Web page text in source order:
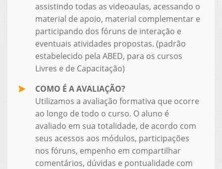
assistindo todas as videoaulas, acessando o
material de apoio, material complementar e
participando dos fóruns de interação e
eventuais atividades propostas. (padrão
estabelecido pela ABED, para os cursos
Livres e de Capacitação)
COMO É A AVALIAÇÃO?
Utilizamos a avaliação formativa que ocorre
ao longo de todo o curso. O aluno é
avaliado em sua totalidade, de acordo com
seus acessos aos módulos, participações
nos fóruns, empenho em compartilhar
comentários, dúvidas e pontualidade com